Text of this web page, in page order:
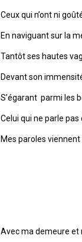
Ceux qui n’ont ni
En naviguant sur la
Tantôt ses hautes
Devant son
S’égarant parmi les
Celui qui ne parle
Mes paroles
Avec ma demeure et